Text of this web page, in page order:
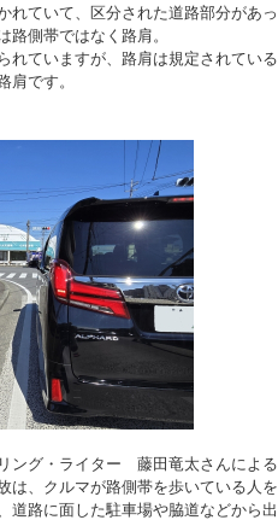
れていて、区分された道路部分があ
路側帯ではなく路肩。
れていますが、路肩は規定されてい
肩です。
ング・ライター 藤田竜太さんによ
は、クルマが路側帯を歩いている人
道路に面した駐車場や脇道などから